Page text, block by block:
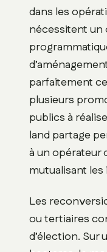
dans les
nécessitent un
parfaitement
plusieurs
publics à
land partage
à un
mutualisant
Les
ou tertiaires
d’élection. Sur